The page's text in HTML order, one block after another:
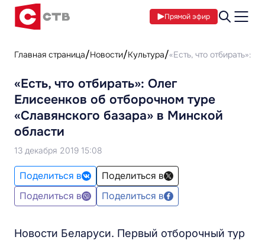
Прямой эфир
Главная страница Новости Культура «Есть, что отбирать»:
«Есть, что отбирать»: Олег
Елисеенков об отборочном туре
«Славянского базара» в Минской
области
13 декабря 2019 15:08
Поделиться в
Поделиться в
Поделиться в
Поделиться в
Новости Беларуси. Первый отборочный тур